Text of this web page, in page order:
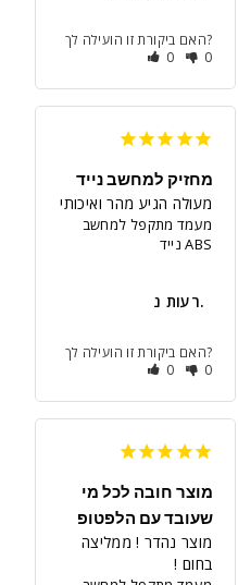
האם ביקורת זו הועילה לך?
0
0
מחזיק למחשב נייד
מעולה הגיע מהר ואיכותי
מעמד מתקפל למחשב
נייד ABS
רעות נ.
האם ביקורת זו הועילה לך?
0
0
מוצר חובה לכל מי
שעובד עם הלפטופ
בחום !